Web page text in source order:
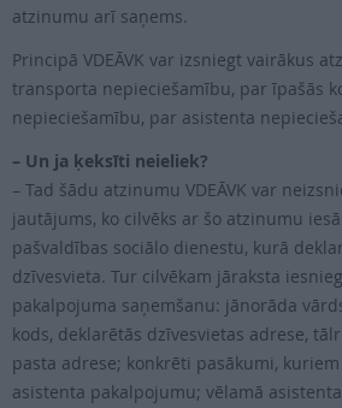
atzinumu arī saņems.
Principā VDEĀVK var izsniegt vairākus
transporta nepieciešamību, par īpašās
nepieciešamību, par asistenta
– Un ja ķeksīti neieliek?
– Tad šādu atzinumu VDEĀVK var
jautājums, ko cilvēks ar šo atzinumu
pašvaldības sociālo dienestu, kurā
dzīvesvieta. Tur cilvēkam jāraksta
pakalpojuma saņemšanu: jānorāda
kods, deklarētās dzīvesvietas adrese,
pasta adrese; konkrēti pasākumi,
asistenta pakalpojumu; vēlamā